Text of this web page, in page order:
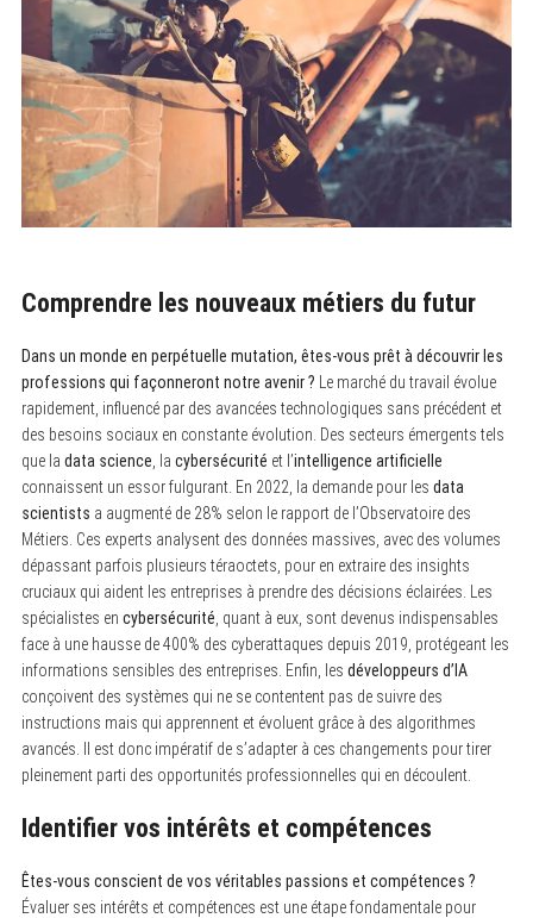
Comprendre les nouveaux métiers du futur
Dans un monde en perpétuelle mutation, êtes-vous prêt à découvrir les
professions qui façonneront notre avenir ? Le marché du travail évolue
rapidement, influencé par des avancées technologiques sans précédent et
des besoins sociaux en constante évolution. Des secteurs émergents tels
que la data science , la cybersécurité et l’intelligence artificielle
connaissent un essor fulgurant. En 2022, la demande pour les data
scientists a augmenté de 28% selon le rapport de l’Observatoire des
Métiers. Ces experts analysent des données massives, avec des volumes
dépassant parfois plusieurs téraoctets, pour en extraire des insights
cruciaux qui aident les entreprises à prendre des décisions éclairées. Les
spécialistes en cybersécurité , quant à eux, sont devenus indispensables
face à une hausse de 400% des cyberattaques depuis 2019, protégeant les
informations sensibles des entreprises. Enfin, les développeurs d’IA
conçoivent des systèmes qui ne se contentent pas de suivre des
instructions mais qui apprennent et évoluent grâce à des algorithmes
avancés. Il est donc impératif de s’adapter à ces changements pour tirer
pleinement parti des opportunités professionnelles qui en découlent.
Identifier vos intérêts et compétences
Êtes-vous conscient de vos véritables passions et compétences ?
Évaluer ses intérêts et compétences est une étape fondamentale pour